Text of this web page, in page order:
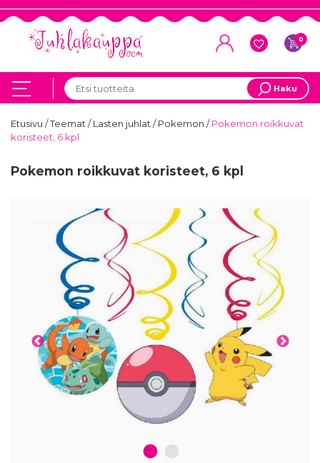
0
Haku
Etusivu /Teemat/Lasten juhlat/Pokemon /Pokemon roikkuvat
koristeet, 6 kpl
Pokemon roikkuvat koristeet, 6 kpl
1 2